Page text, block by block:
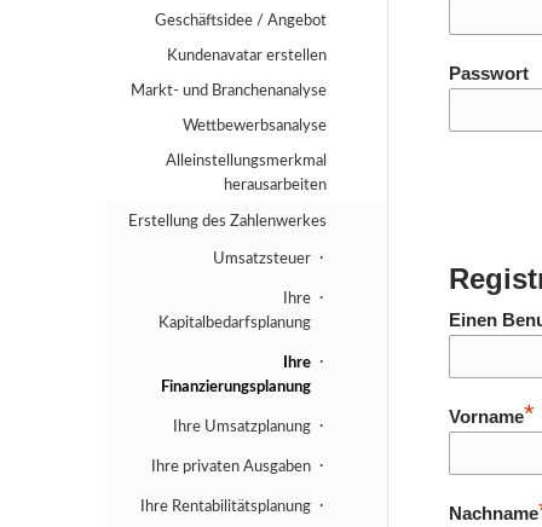
Passwort
Einen
Vorname*
Nachname
Geschäftsidee / Angebot
Kundenavatar erstellen
Markt- und Branchenanalyse
Wettbewerbsanalyse
Alleinstellungsmerkmal
herausarbeiten
Erstellung des Zahlenwerkes
Umsatzsteuer
Ihre
Kapitalbedarfsplanung
Ihre
Finanzierungsplanung
Ihre Umsatzplanung
Ihre privaten Ausgaben
Ihre Rentabilitätsplanung